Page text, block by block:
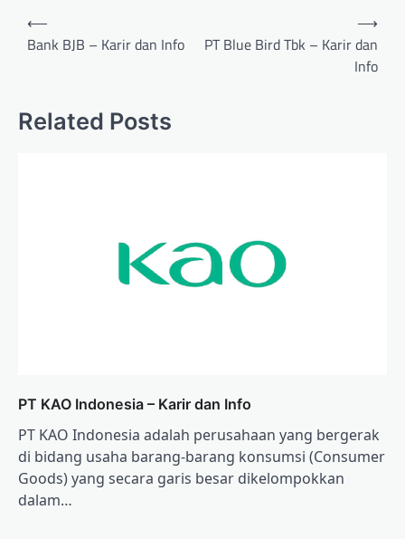
Post
navigation
⟵
Bank BJB – Karir dan Info
PT Blue Bird Tbk – Karir dan
Info
⟶
Related Posts
PT KAO Indonesia – Karir dan Info
PT KAO Indonesia adalah perusahaan yang bergerak
di bidang usaha barang-barang konsumsi (Consumer
Goods) yang secara garis besar dikelompokkan
dalam…